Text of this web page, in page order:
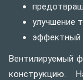
улучшение
эффектный
Вентилируемый
конструкцию.